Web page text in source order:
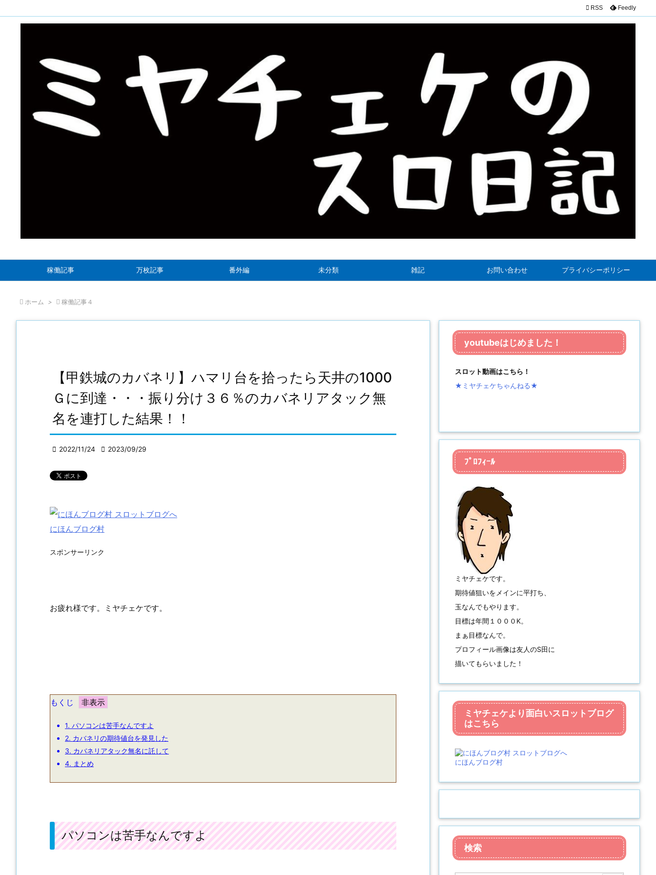
稼働記事 万枚記事 番外編 未分類 雑記 お問い合わせ プライバシーポリシー
 RSS Feedly
 ホーム >  稼働記事４
【甲鉄城のカバネリ】ハマリ台を拾ったら天井の1000
Ｇに到達・・・振り分け３６％のカバネリアタック無
名を連打した結果！！
 2022/11/24  2023/09/29
にほんブログ村
スポンサーリンク
お疲れ様です。ミヤチェケです。
もくじ
1. パソコンは苦手なんですよ
2. カバネリの期待値台を発見した
3. カバネリアタック無名に託して
4. まとめ
パソコンは苦手なんですよ
youtubeはじめました！
スロット動画はこちら！
★ミヤチェケちゃんねる★
ﾌﾟﾛﾌｨｰﾙ
ミヤチェケです。
期待値狙いをメインに平打ち、
玉なんでもやります。
目標は年間１０００K。
まぁ目標なんで。
プロフィール画像は友人のS田に
描いてもらいました！
ミヤチェケより面白いスロットブログ
はこちら
にほんブログ村
検索